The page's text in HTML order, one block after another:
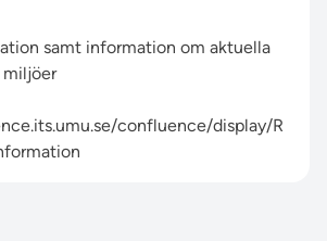
samt information om aktuella
miljöer
confluence/display/R